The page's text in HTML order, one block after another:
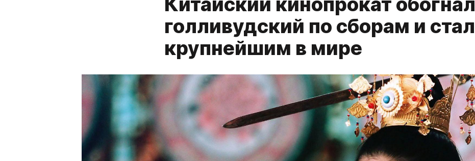
голливудский по сборам и стал
крупнейшим в мире